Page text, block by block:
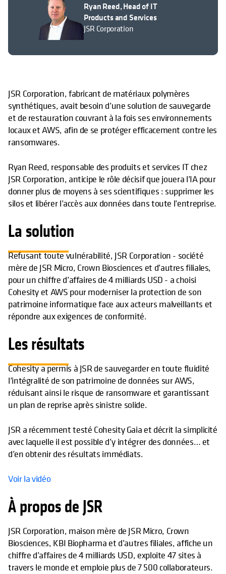
Ryan Reed, Head of IT
Products and Services
JSR Corporation
JSR Corporation, fabricant de matériaux polymères
synthétiques, avait besoin d’une solution de sauvegarde
et de restauration couvrant à la fois ses environnements
locaux et AWS, afin de se protéger efficacement contre les
ransomwares.
Ryan Reed, responsable des produits et services IT chez
JSR Corporation, anticipe le rôle décisif que jouera l’IA pour
donner plus de moyens à ses scientifiques : supprimer les
silos et libérer l’accès aux données dans toute l’entreprise.
La solution
Refusant toute vulnérabilité, JSR Corporation - société
mère de JSR Micro, Crown Biosciences et d’autres filiales,
pour un chiffre d’affaires de 4 milliards USD - a choisi
Cohesity et AWS pour moderniser la protection de son
patrimoine informatique face aux acteurs malveillants et
répondre aux exigences de conformité.
Les résultats
Cohesity a permis à JSR de sauvegarder en toute fluidité
l’intégralité de son patrimoine de données sur AWS,
réduisant ainsi le risque de ransomware et garantissant
un plan de reprise après sinistre solide.
JSR a récemment testé Cohesity Gaia et décrit la simplicité
avec laquelle il est possible d’y intégrer des données… et
d’en obtenir des résultats immédiats.
Voir la vidéo
À propos de JSR
JSR Corporation, maison mère de JSR Micro, Crown
Biosciences, KBI Biopharma et d’autres filiales, affiche un
chiffre d’affaires de 4 milliards USD, exploite 47 sites à
travers le monde et emploie plus de 7 500 collaborateurs.